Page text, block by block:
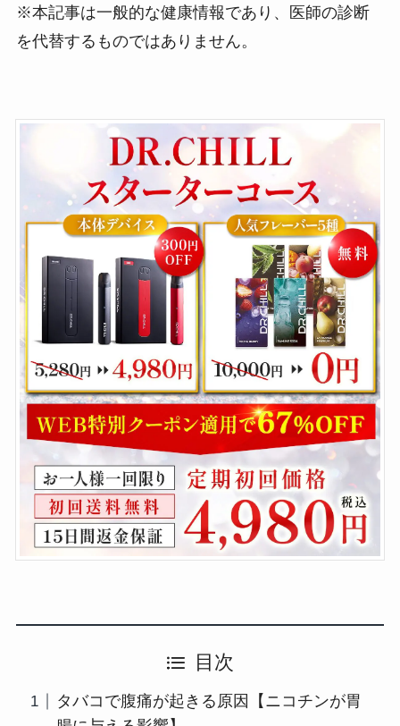
※本記事は一般的な健康情報であり、医師の診断
を代替するものではありません。
目次
タバコで腹痛が起きる原因【ニコチンが胃